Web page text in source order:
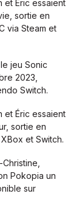
Culture
et Éric essaient
sortie en
via Steam et
jeu Sonic
2023,
Switch.
et Éric essaient
sortie en
et Switch.
Pokopia un
sur